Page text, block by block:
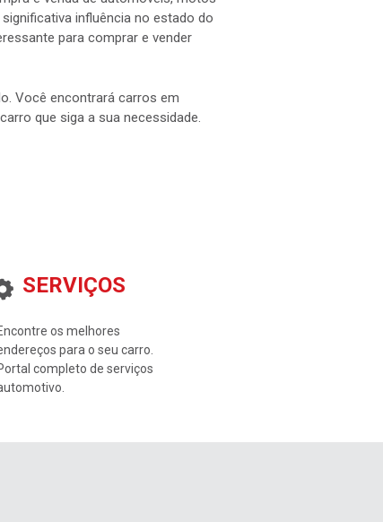
influência no estado do
para comprar e vender
Você encontrará carros em
que siga a sua necessidade.
SERVIÇOS
os melhores
para o seu carro.
completo de serviços